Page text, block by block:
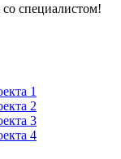
со специалистом!